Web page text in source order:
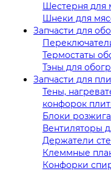
Шестерня для
Шнеки для
Запчасти для
Термостаты
Тэны для
Запчасти для
Тены,
конфорок
Блоки
Вентиляторы
Держатели
Клеммные
Конфорки